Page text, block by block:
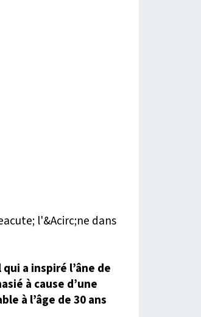
qui a inspiré l’âne de
à cause d’une
à l’âge de 30 ans